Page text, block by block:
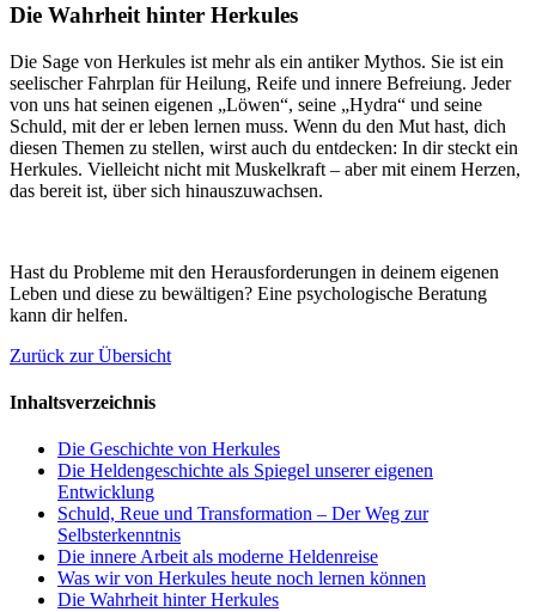
Die Wahrheit hinter Herkules
Die Sage von Herkules ist mehr als ein antiker Mythos. Sie ist ein
seelischer Fahrplan für Heilung, Reife und innere Befreiung. Jeder
von uns hat seinen eigenen „Löwen“, seine „Hydra“ und seine
Schuld, mit der er leben lernen muss. Wenn du den Mut hast, dich
diesen Themen zu stellen, wirst auch du entdecken: In dir steckt ein
Herkules. Vielleicht nicht mit Muskelkraft – aber mit einem Herzen,
das bereit ist, über sich hinauszuwachsen.
Hast du Probleme mit den Herausforderungen in deinem eigenen
Leben und diese zu bewältigen? Eine psychologische Beratung
kann dir helfen.
Zurück zur Übersicht
Inhaltsverzeichnis
Die Geschichte von Herkules
Die Heldengeschichte als Spiegel unserer eigenen
Entwicklung
Schuld, Reue und Transformation – Der Weg zur
Selbsterkenntnis
Die innere Arbeit als moderne Heldenreise
Was wir von Herkules heute noch lernen können
Die Wahrheit hinter Herkules